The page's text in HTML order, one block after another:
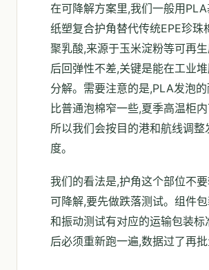
在可降解方案里,我们一般用
纸塑复合护角替代传统EPE珍珠
聚乳酸,来源于玉米淀粉等可再
后回弹性不差,关键是能在工业
分解。需要注意的是,PLA发泡
比普通泡棉窄一些,夏季高温柜
所以我们会按目的港和航线调整
度。
我们的看法是,护角这个部位不
可降解,要先做跌落测试。组件
和振动测试有对应的运输包装标
后必须重新跑一遍,数据过了再批